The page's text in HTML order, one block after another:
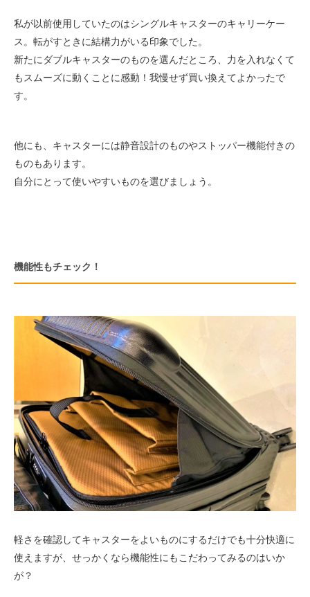
私が以前使用していたのはシングルキャスターのキャリーケー
ス。転がすときに結構力がいる印象でした。
新たにダブルキャスターのものを選んだところ、力を入れなくて
もスムーズに動くことに感動！我慢せず買い換えてよかったで
す。
他にも、キャスターには静音設計のものやストッパー機能付きの
ものもあります。
自分にとって使いやすいものを選びましょう。
機能性もチェック！
軽さを確認してキャスターをよいものにするだけでも十分快適に
使えますが、せっかくなら機能性にもこだわってみるのはいか
が？